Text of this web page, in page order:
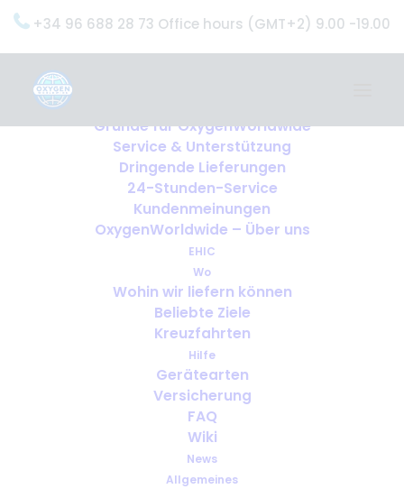
+34 96 688 28 73 Office hours (GMT+2) 9.00 -19.00
Gründe für OxygenWorldwide
Service & Unterstützung
Dringende Lieferungen
24-Stunden-Service
Kundenmeinungen
OxygenWorldwide – Über uns
EHIC
Wo
Wohin wir liefern können
Beliebte Ziele
Kreuzfahrten
Hilfe
Gerätearten
Versicherung
FAQ
Wiki
News
Allgemeines